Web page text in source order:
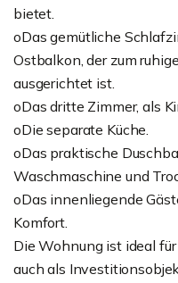
bietet.
oDas gemütliche
Ostbalkon, der zum
ausgerichtet ist.
oDas dritte Zimmer, als
oDie separate Küche.
oDas praktische
Waschmaschine und
oDas innenliegende
Komfort.
Die Wohnung ist ideal
auch als